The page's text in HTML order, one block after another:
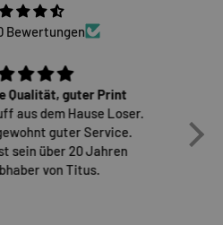
Bewertungen
Qualität, guter Print
aus dem Hause Loser.
guter Service.
sein über 20 Jahren
von Titus.